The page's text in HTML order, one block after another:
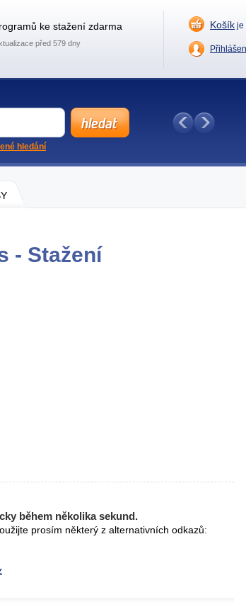
- Stažení
během několika sekund.
prosím některý z alternativních odkazů:
ke stažení zdarma
před 579 dny
Košík je
hledání